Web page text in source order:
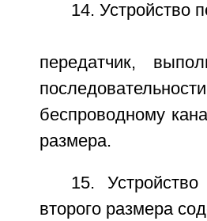
14. Устройство
передатчик,
беспроводному
размера.
15.
второго размера